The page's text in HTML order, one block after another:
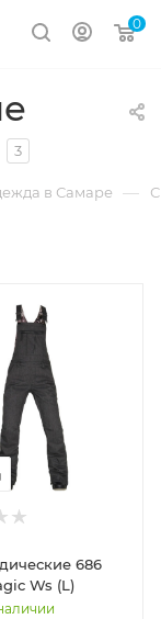
0
3
в Самаре —
686
Ws (L)